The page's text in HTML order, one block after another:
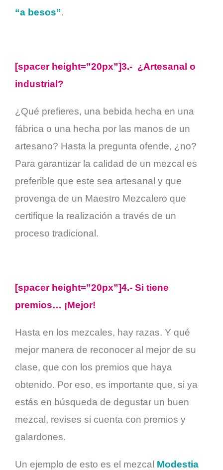
“a besos”.
[spacer height=”20px”]3.- ¿Artesanal o
industrial?
¿Qué prefieres, una bebida hecha en una
fábrica o una hecha por las manos de un
artesano? Hasta la pregunta ofende, ¿no?
Para garantizar la calidad de un mezcal es
preferible que este sea artesanal y que
provenga de un Maestro Mezcalero que
certifique la realización a través de un
proceso tradicional.
[spacer height=”20px”]4.- Si tiene
premios… ¡Mejor!
Hasta en los mezcales, hay razas. Y qué
mejor manera de reconocer al mejor de su
clase, que con los premios que haya
obtenido. Por eso, es importante que, si ya
estás en búsqueda de degustar un buen
mezcal, revises si cuenta con premios y
galardones.
Un ejemplo de esto es el mezcal Modestia